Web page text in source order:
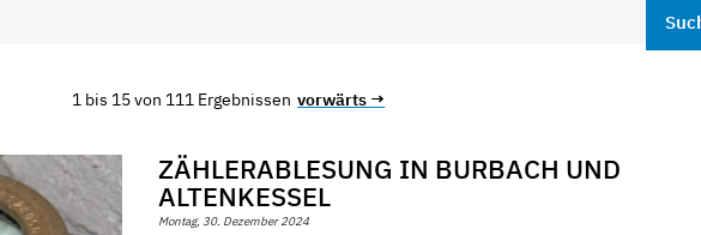
1 bis 15 von 111 Ergebnissen vorwärts →
ZÄHLERABLESUNG IN BURBACH UND
ALTENKESSEL
Montag, 30. Dezember 2024